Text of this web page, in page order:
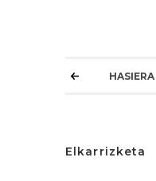
HASIERA
Elkarrizketa